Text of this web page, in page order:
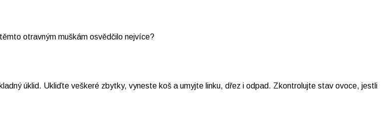
otravným muškám osvědčilo nejvíce?
úklid. Ukliďte veškeré zbytky, vyneste koš a umyjte linku, dřez i odpad. Zkontrolujte stav ovoce, jestli